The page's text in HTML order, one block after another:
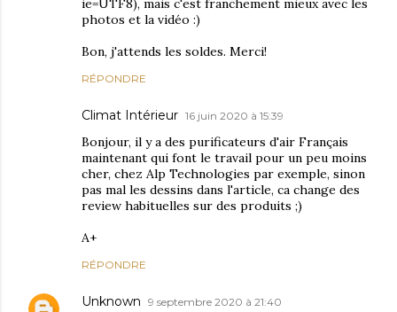
ie=UTF8), mais c'est franchement mieux avec les
photos et la vidéo :)
Bon, j'attends les soldes. Merci!
RÉPONDRE
Climat Intérieur 16 juin 2020 à 15:39
Bonjour, il y a des purificateurs d'air Français
maintenant qui font le travail pour un peu moins
cher, chez Alp Technologies par exemple, sinon
pas mal les dessins dans l'article, ca change des
review habituelles sur des produits ;)
A+
RÉPONDRE
Unknown 9 septembre 2020 à 21:40